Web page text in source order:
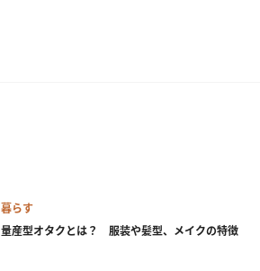
暮らす
量産型オタクとは？ 服装や髪型、メイクの特徴